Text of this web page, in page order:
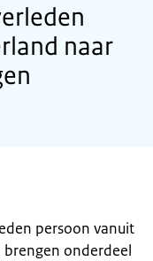
naar
persoon vanuit
onderdeel